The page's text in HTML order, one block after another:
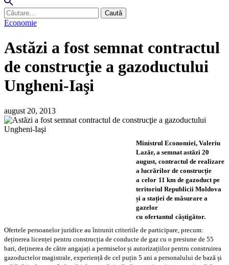
Caută
după:
Economie
Astăzi a fost semnat contractul
de construcţie a gazoductului
Ungheni-Iaşi
august 20, 2013
Ministrul Economiei, Valeriu
Lazăr, a semnat astăzi 20
august, contractul de realizare
a lucrărilor de construcție
a celor 11 km de gazoduct pe
teritoriul Republicii Moldova
și a stației de măsurare a
gazelor
cu ofertantul câștigător.
Ofertele persoanelor juridice au întrunit criteriile de participare, precum:
deținerea licenței pentru construcția de conducte de gaz cu o presiune de 55
bari, deținerea de către angajați a permiselor și autorizațiilor pentru construirea
gazoductelor magistrale, experiență de cel puțin 5 ani a personalului de bază și